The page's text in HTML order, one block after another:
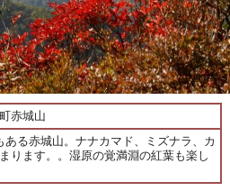
赤城山
ある赤城山。ナナカマド、ミズナラ、カ
ります。。湿原の覚満淵の紅葉も楽し